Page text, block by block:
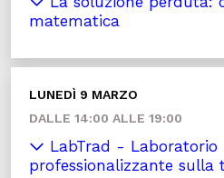
matematica
LUNEDÌ 9 MARZO
DALLE 14:00 ALLE 19:00
LabTrad - Laboratorio
professionalizzante sulla